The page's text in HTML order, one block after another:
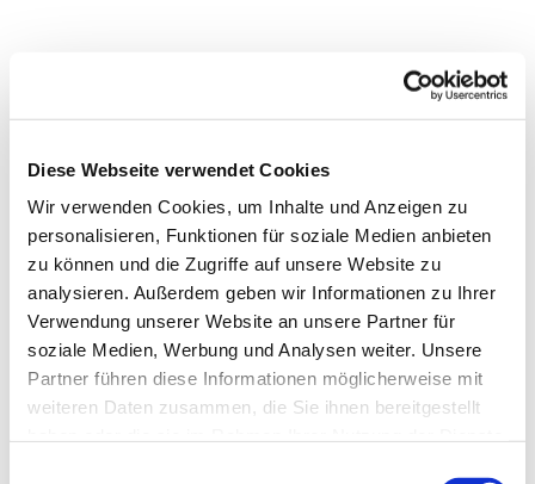
Diese Webseite verwendet Cookies
Wir verwenden Cookies, um Inhalte und Anzeigen zu
personalisieren, Funktionen für soziale Medien anbieten
zu können und die Zugriffe auf unsere Website zu
analysieren. Außerdem geben wir Informationen zu Ihrer
Verwendung unserer Website an unsere Partner für
soziale Medien, Werbung und Analysen weiter. Unsere
Partner führen diese Informationen möglicherweise mit
weiteren Daten zusammen, die Sie ihnen bereitgestellt
Dies könnte Sie auch
interessieren